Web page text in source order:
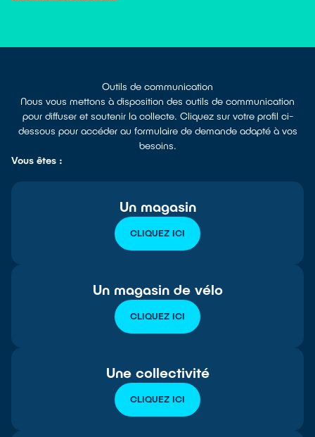
Outils de communication
Nous vous mettons à disposition des outils de communication
pour diffuser et soutenir la collecte. Cliquez sur votre profil ci-
dessous pour accéder au formulaire de demande adapté à vos
besoins.
Vous êtes :
Un magasin
CLIQUEZ ICI
Un magasin de vélo
CLIQUEZ ICI
Une collectivité
CLIQUEZ ICI